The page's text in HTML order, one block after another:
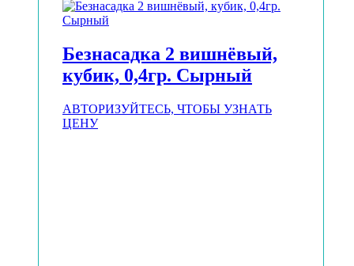
Безнасадка 2 вишнёвый,
кубик, 0,4гр. Сырный
АВТОРИЗУЙТЕСЬ, ЧТОБЫ УЗНАТЬ
ЦЕНУ